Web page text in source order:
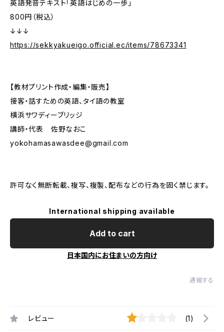
英語発音テキスト「英語はじめの一歩」
800円（税込）
↓↓↓
https://sekkyakueigo.official.ec/items/78673341
【教材プリント作成・編集・販売】
接客・話すための英語、タイ語の教室
横浜サワディーブリッジ
講師・代表 佐野なおこ
yokohamasawasdee@gmail.com
許可なく無断転載、複写、複製、配布などの行為を固く禁じます。
International shipping available
Add to cart
日本国内にお住まいの方向け
通報する
レビュー (1)